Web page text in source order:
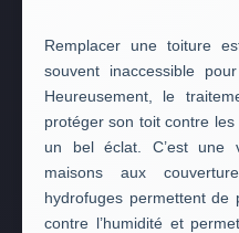
Remplacer une toiture
souvent inaccessible
Heureusement, le
protéger son toit contre
un bel éclat. C’est une
maisons aux
hydrofuges permettent de
contre l’humidité et